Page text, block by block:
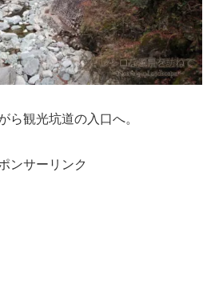
ら観光坑道の入口へ。
ンサーリンク